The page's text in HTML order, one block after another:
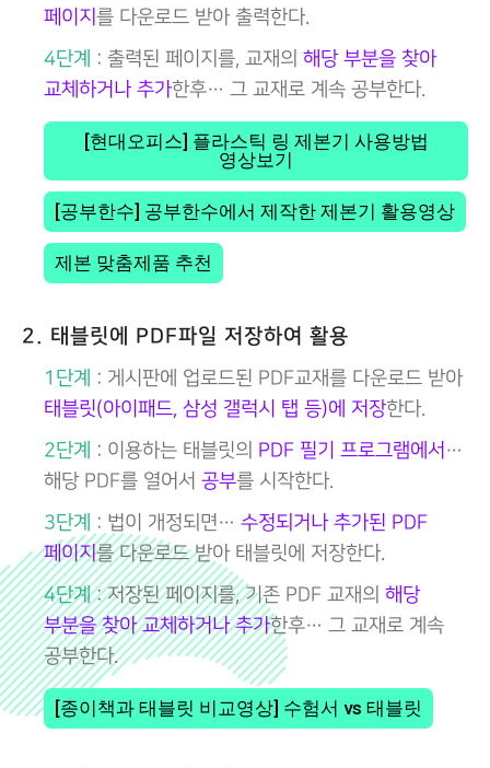
페이지 를 다운로드 받아 출력한다.
4단계
: 출력된 페이지를, 교재의 해당 부분을 찾아
교체하거나 추가한후… 그 교재로 계속 공부한다.
[현대오피스] 플라스틱 링 제본기 사용방법
영상보기
[공부한수] 공부한수에서 제작한 제본기 활용영상
제본 맞춤제품 추천
2. 태블릿에 PDF파일 저장하여 활용
1단계
: 게시판에 업로드된 PDF교재를 다운로드 받아
태블릿(아이패드, 삼성 갤럭시 탭 등)에 저장한다.
2단계
: 이용하는 태블릿의 PDF 필기 프로그램에서 …
해당 PDF를 열어서 공부를 시작한다.
3단계
: 법이 개정되면… 수정되거나 추가된 PDF
페이지를 다운로드 받아 태블릿에 저장한다.
4단계: 저장된 페이지를, 기존 PDF 교재의 해당
부분을 찾아 교체하거나 추가한후… 그 교재로 계속
공부한다.
[종이책과 태블릿 비교영상] 수험서 vs 태블릿